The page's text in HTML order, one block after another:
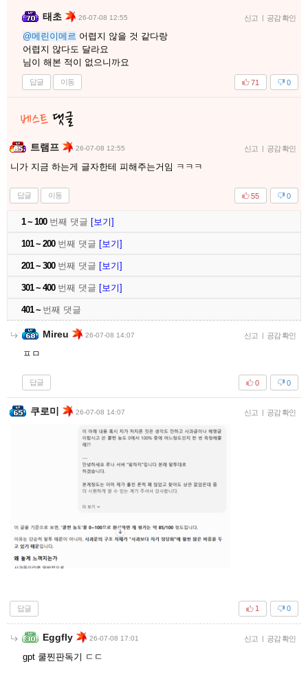
태초 26-07-08 12:55 신고 | 공감 확인
@메린이메르 어렵지 않을 것 같다랑
어렵지 않다도 달라요
님이 해본 적이 없으니까요
답글 이동 0
71
트램프 26-07-08 12:55 신고 | 공감 확인
니가 지금 하는게 글자한테 피해주는거임 ㅋㅋㅋ
답글 이동 0
55
1 ~ 100번째 댓글 [보기]
101 ~ 200번째 댓글 [보기]
201 ~ 300번째 댓글 [보기]
301 ~ 400번째 댓글 [보기]
401 ~ 번째 댓글
Mireu 26-07-08 14:07 신고 | 공감 확인
ㅍㅁ
답글 0
0
쿠로미 26-07-08 14:07 신고 | 공감 확인
답글 0
1
Eggfly 26-07-08 17:01 신고 | 공감 확인
gpt 쿨찐판독기 ㄷㄷ